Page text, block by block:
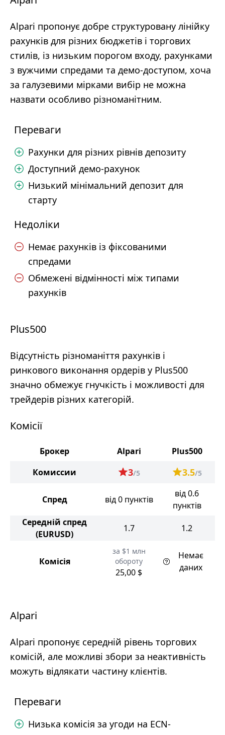
Alpari пропонує добре структуровану лінійку
рахунків для різних бюджетів і торгових
стилів, із низьким порогом входу, рахунками
з вужчими спредами та демо-доступом, хоча
за галузевими мірками вибір не можна
назвати особливо різноманітним.
Переваги
Рахунки для різних рівнів депозиту
Доступний демо-рахунок
Низький мінімальний депозит для
старту
Недоліки
Немає рахунків із фіксованими
спредами
Обмежені відмінності між типами
рахунків
Plus500
Відсутність різноманіття рахунків і
ринкового виконання ордерів у Plus500
значно обмежує гнучкість і можливості для
трейдерів різних категорій.
Комісії
Брокер Alpari
Plus500
Комиссии
3/5 3.5/5
Спред від 0 пунктів
від 0.6
пунктів
Середній спред
(EURUSD)
1.7 1.2
Комісія
за $1 млн
обороту
25,00 $
Немає
даних
Alpari
Alpari пропонує середній рівень торгових
комісій, але можливі збори за неактивність
можуть відлякати частину клієнтів.
Переваги
Низька комісія за угоди на ECN-